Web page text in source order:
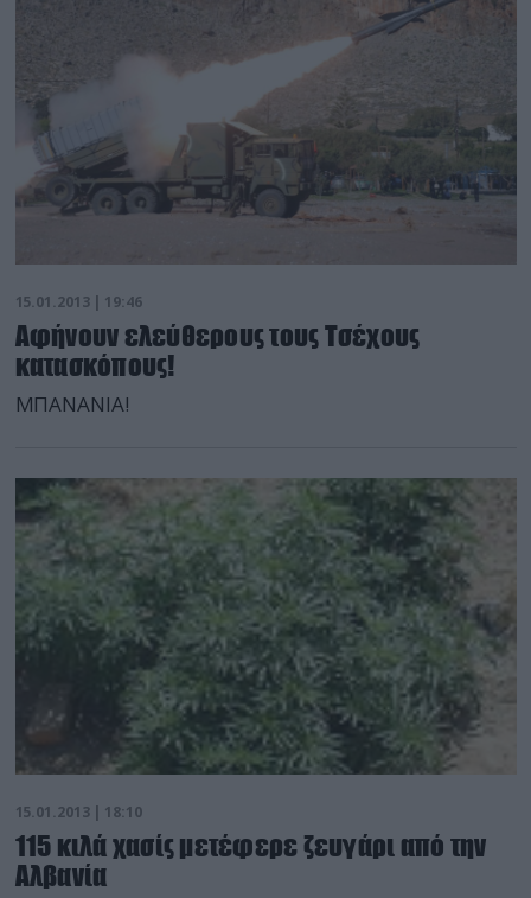
χαρακτήρα για τα κατά περίπτωση αδικήματα της
σύστασης και συμμετοχής σε εγκληματική […]
15.01.2013 | 19:46
Aφήνουν ελεύθερους τους Τσέχους
κατασκόπους!
MΠΑΝΑΝΙΑ!
15.01.2013 | 18:10
115 κιλά χασίς μετέφερε ζευγάρι από την
Αλβανία